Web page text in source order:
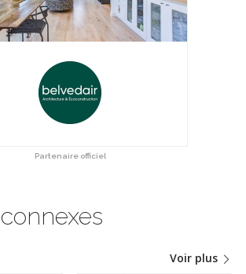
Partenaire officiel
Voir plus